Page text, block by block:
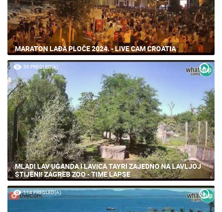
MARATON LAĐA PLOČE 2024. - LIVE CAM CROATIA
59 PREGLED(A)
MLADI LAV UGANDA I LAVICA TAYRI ZAJEDNO NA LAVLJOJ
STIJENI! ZAGREB ZOO - TIME LAPSE
114 PREGLED(A)